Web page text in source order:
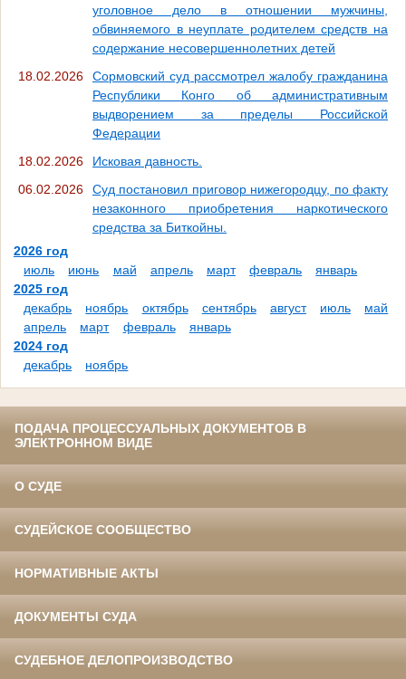
уголовное дело в отношении мужчины,
обвиняемого в неуплате родителем средств на
содержание несовершеннолетних детей
18.02.2026
Сормовский суд рассмотрел жалобу гражданина
Республики Конго об административным
выдворением за пределы Российской
Федерации
18.02.2026
Исковая давность.
06.02.2026
Суд постановил приговор нижегородцу, по факту
незаконного приобретения наркотического
средства за Биткойны.
2026 год
июль
июнь май апрель март февраль
январь
2025 год
декабрь
ноябрь октябрь сентябрь август июль
май
апрель
март февраль
январь
2024 год
декабрь
ноябрь
ПОДАЧА ПРОЦЕССУАЛЬНЫХ ДОКУМЕНТОВ В
ЭЛЕКТРОННОМ ВИДЕ
О СУДЕ
СУДЕЙСКОЕ СООБЩЕСТВО
НОРМАТИВНЫЕ АКТЫ
ДОКУМЕНТЫ СУДА
СУДЕБНОЕ ДЕЛОПРОИЗВОДСТВО